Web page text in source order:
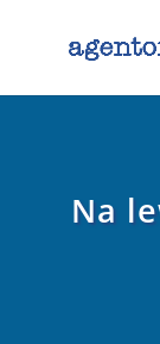
Na